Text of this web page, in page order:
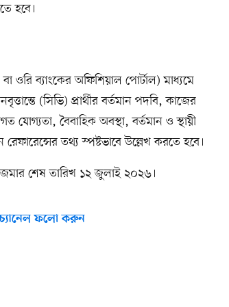
হবে।
ওরি ব্যাংকের অফিশিয়াল পোর্টাল) মাধ্যমে
(সিভি) প্রার্থীর বর্তমান পদবি, কাজের
যোগ্যতা, বৈবাহিক অবস্থা, বর্তমান ও স্থায়ী
তথ্য স্পষ্টভাবে উল্লেখ করতে হবে।
শেষ তারিখ ১২ জুলাই ২০২৬।
ফলো করুন